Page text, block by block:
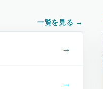
一覧を見る →
→
→